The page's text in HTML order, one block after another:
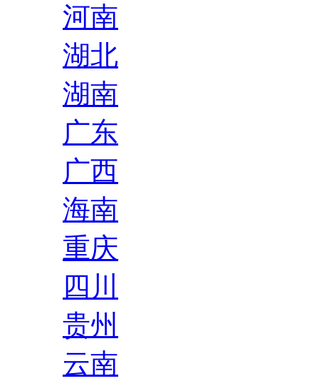
河南
湖北
湖南
广东
广西
海南
重庆
四川
贵州
云南